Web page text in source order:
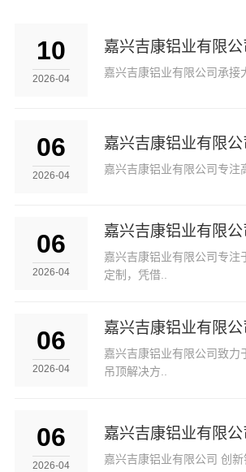
10
2026-04 嘉兴吉康铝业有限公司承接
06
2026-04 嘉兴吉康铝业有限公司专注
06
2026-04
嘉兴吉康铝业有限公司专注
定制，凭借..
06
2026-04
嘉兴吉康铝业有限公司致力
吊顶解决方..
06
2026-04 嘉兴吉康铝业有限公司 创